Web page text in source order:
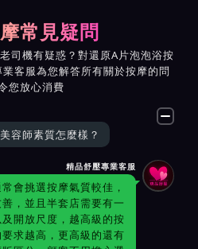
常見疑問
司機有疑惑？對還原A片泡泡浴按
客服為您解答所有關於按摩的問
您放心消費
容師素質怎麼樣？
精品舒壓專業客服
會挑選按摩氣質較佳，
，並且半套店需要有一
開放尺度，越高級的按
求越高，更高級的還有